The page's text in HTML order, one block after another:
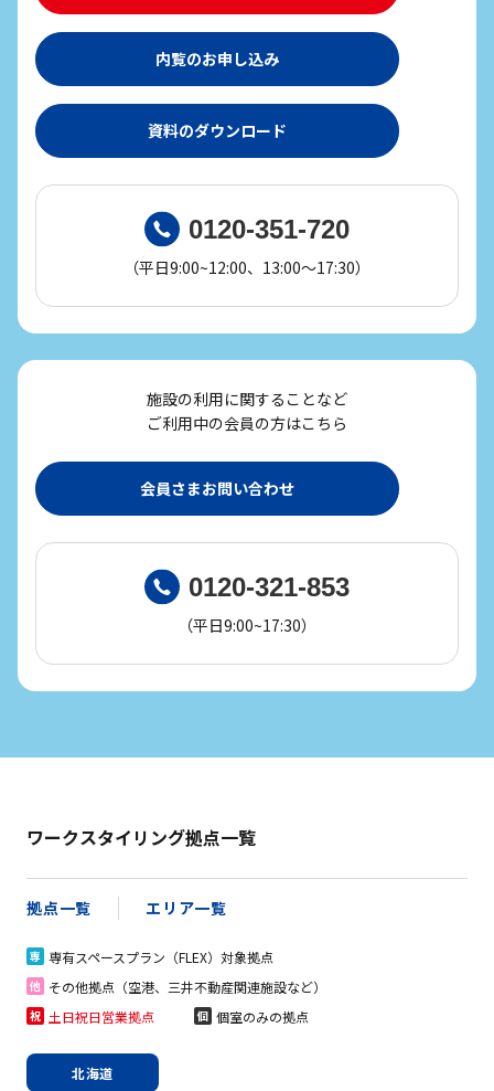
内覧のお申し込み
資料のダウンロード
0120-351-720
（平日9:00~12:00、13:00～17:30）
施設の利用に関することなど
ご利用中の会員の方はこちら
会員さまお問い合わせ
0120-321-853
（平日9:00~17:30）
ワークスタイリング拠点一覧
拠点一覧 エリア一覧
専 専有スペースプラン（FLEX）対象拠点
他 その他拠点（空港、三井不動産関連施設など）
祝 土日祝日営業拠点 個 個室のみの拠点
北海道